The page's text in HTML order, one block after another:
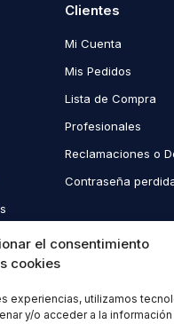
el consentimiento
cookies
experiencias, utilizamos
y/o acceder a la
Clientes
Mi Cuenta
Mis Pedidos
Lista de Compra
Profesionales
Reclamaciones o
Contraseña
Todos los derechos